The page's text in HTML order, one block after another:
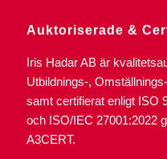
Auktoriserade &
Iris Hadar AB är
Utbildnings-,
samt certifierat enligt ISO
och ISO/IEC 27001:2022
A3CERT.